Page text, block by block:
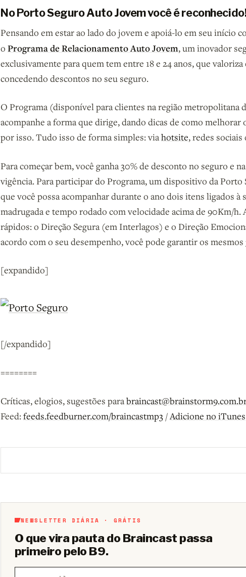
No Porto Seguro Auto Jovem você é
Pensando em estar ao lado do jovem e apoiá-lo em seu início
o Programa de Relacionamento Auto Jovem, um inovador
exclusivamente para quem tem entre 18 e 24 anos, que
concedendo descontos no seu seguro.
O Programa (disponível para clientes na região metropolitana
acompanhe a forma que dirige, dando dicas de como melhorar
por isso. Tudo isso de forma simples: viahotsite, redes
Para começar bem, você ganha 30% de desconto no seguro e
vigência. Para participar do Programa, um dispositivo da Porto
que você possa acompanhar durante o ano dois itens ligados
madrugada e tempo rodado com velocidade acima de 90Km/h.
rápidos: o Direção Segura (em Interlagos) e o Direção
acordo com o seu desempenho, você pode garantir os
[expandido]
[/expandido]
========
Críticas, elogios, sugestões para
Feed:feeds.feedburner.com/braincastmp3 /Adicione no iTunes
NEWSLETTER DIÁRIA · GRÁTIS
O que vira pauta do Braincast passa
primeiro pelo B9.